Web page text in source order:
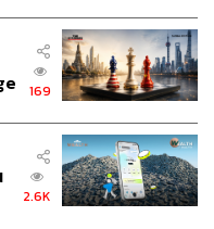
169
2.6K